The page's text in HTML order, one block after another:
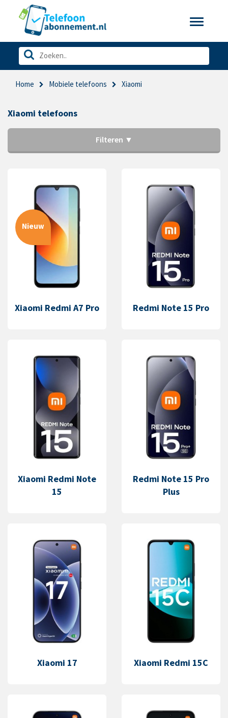
Toggle
Home Mobiele telefoons Xiaomi
Xiaomi telefoons
Filteren ▼
Nieuw
Xiaomi Redmi A7 Pro Redmi Note 15 Pro
Xiaomi Redmi Note
15
Redmi Note 15 Pro
Plus
Xiaomi 17 Xiaomi Redmi 15C